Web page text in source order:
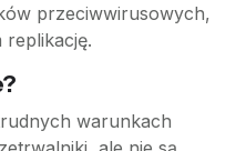
przeciwwirusowych,
warunkach